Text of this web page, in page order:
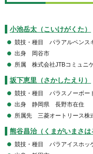
小池岳太（こいけがくた）
競技・種目 パラアルペンス
出身 岡谷市
所属 株式会社JTBコミュニ
坂下恵里（さかしたえり）
競技・種目 パラスノーボ
出身 静岡県 長野市在住
所属先 三菱オートリース株
熊谷昌治（くまがいまさは
競技・種目 パラアイスホッ